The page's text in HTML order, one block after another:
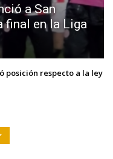
a San
final en la Liga
posición respecto a la ley